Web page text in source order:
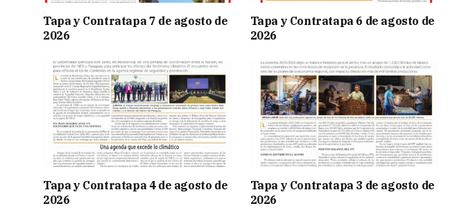
Tapa y Contratapa 7 de agosto de
2026
Tapa y Contratapa 6 de agosto de
2026
Tapa y Contratapa 4 de agosto de
2026
Tapa y Contratapa 3 de agosto de
2026